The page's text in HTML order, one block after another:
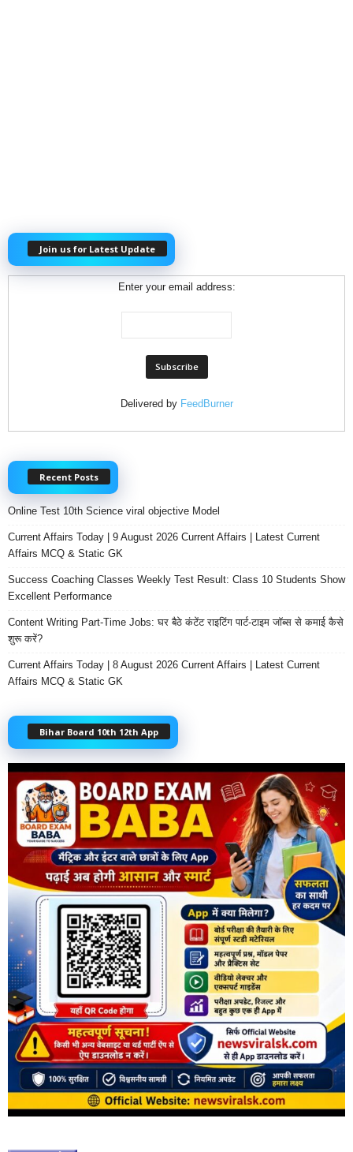
Join us for Latest Update
Enter your email address:
Delivered by FeedBurner
Recent Posts
Online Test 10th Science viral objective Model
Current Affairs Today | 9 August 2026 Current Affairs | Latest Current
Affairs MCQ & Static GK
Success Coaching Classes Weekly Test Result: Class 10 Students Show
Excellent Performance
Content Writing Part-Time Jobs: घर बैठे कंटेंट राइटिंग पार्ट-टाइम जॉब्स से कमाई कैसे
शुरू करें?
Current Affairs Today | 8 August 2026 Current Affairs | Latest Current
Affairs MCQ & Static GK
Bihar Board 10th 12th App